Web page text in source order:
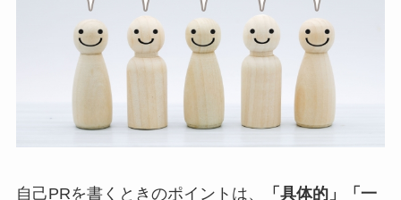
自己PRを書くときのポイントは、
「具体的」「一